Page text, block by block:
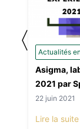
Actualités
Asigma,
2021 par
22 juin 2021
Lire la suite
〈